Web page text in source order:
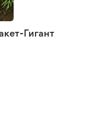
Гигант